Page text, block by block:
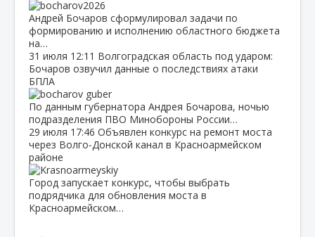
Андрей Бочаров сформулировал задачи по
формированию и исполнению областного бюджета
на…
31 июля 12:11 Волгоградская область под ударом:
Бочаров озвучил данные о последствиях атаки
БПЛА
По данным губернатора Андрея Бочарова, ночью
подразделения ПВО Минобороны России…
29 июля 17:46 Объявлен конкурс на ремонт моста
через Волго‑Донской канал в Красноармейском
районе
Город запускает конкурс, чтобы выбрать
подрядчика для обновления моста в
Красноармейском…